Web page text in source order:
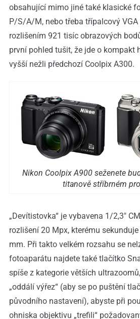
obsahující mimo jiné také klasické
P/S/A/M, nebo třeba třípalcový
rozlišením 921 tisíc obrazových
první pohled tušit, že jde o kompakt
vyšší nežli předchozí Coolpix A300.
Nikon Coolpix A900 seženete
titanově stříbrném
„Devítistovka“ je vybavena 1/2,3″
rozlišení 20 Mpx, kterému
mm. Při takto velkém rozsahu se
fotoaparátu najdete také tlačítko
spíše z kategorie větších
„oddálí výřez“ (aby se po puštění
původního nastavení), abyste při
ohniska objektivu „trefili“